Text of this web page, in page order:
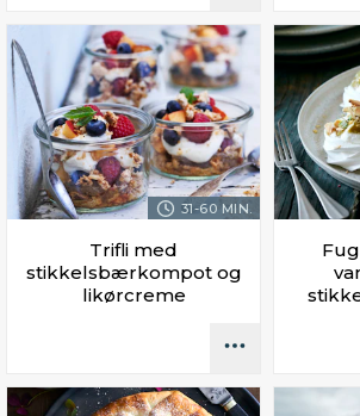
31-60 MIN.
Trifli med
stikkelsbærkompot og
likørcreme